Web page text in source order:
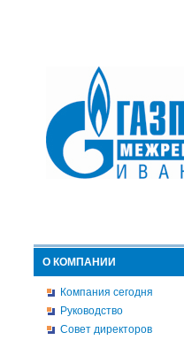
О КОМПАНИИ
Компания сегодня
Руководство
Совет директоров